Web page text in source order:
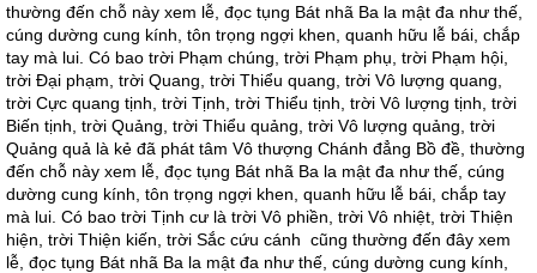
thường đến chỗ này xem lễ, đọc tụng Bát nhã Ba la mật đa như thế,
cúng dường cung kính, tôn trọng ngợi khen, quanh hữu lễ bái, chắp
tay mà lui. Có bao trời Phạm chúng, trời Phạm phụ, trời Phạm hội,
trời Đại phạm, trời Quang, trời Thiểu quang, trời Vô lượng quang,
trời Cực quang tịnh, trời Tịnh, trời Thiểu tịnh, trời Vô lượng tịnh, trời
Biến tịnh, trời Quảng, trời Thiểu quảng, trời Vô lượng quảng, trời
Quảng quả là kẻ đã phát tâm Vô thượng Chánh đẳng Bồ đề, thường
đến chỗ này xem lễ, đọc tụng Bát nhã Ba la mật đa như thế, cúng
dường cung kính, tôn trọng ngợi khen, quanh hữu lễ bái, chắp tay
mà lui. Có bao trời Tịnh cư là trời Vô phiền, trời Vô nhiệt, trời Thiện
hiện, trời Thiện kiến, trời Sắc cứu cánh cũng thường đến đây xem
lễ, đọc tụng Bát nhã Ba la mật đa như thế, cúng dường cung kính,